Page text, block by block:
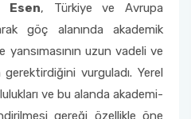
Esen, Türkiye ve Avrupa
göç alanında akademik
uzun vadeli ve
vurguladı. Yerel
ve bu alanda akademi-
gereği özellikle öne